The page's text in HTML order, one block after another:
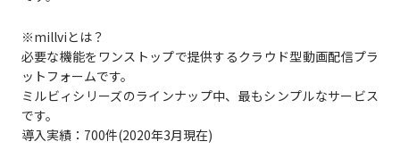
※millviとは？
必要な機能をワンストップで提供するクラウド型動画配信プラ
ットフォームです。
ミルビィシリーズのラインナップ中、最もシンプルなサービス
です。
導入実績：700件(2020年3月現在)